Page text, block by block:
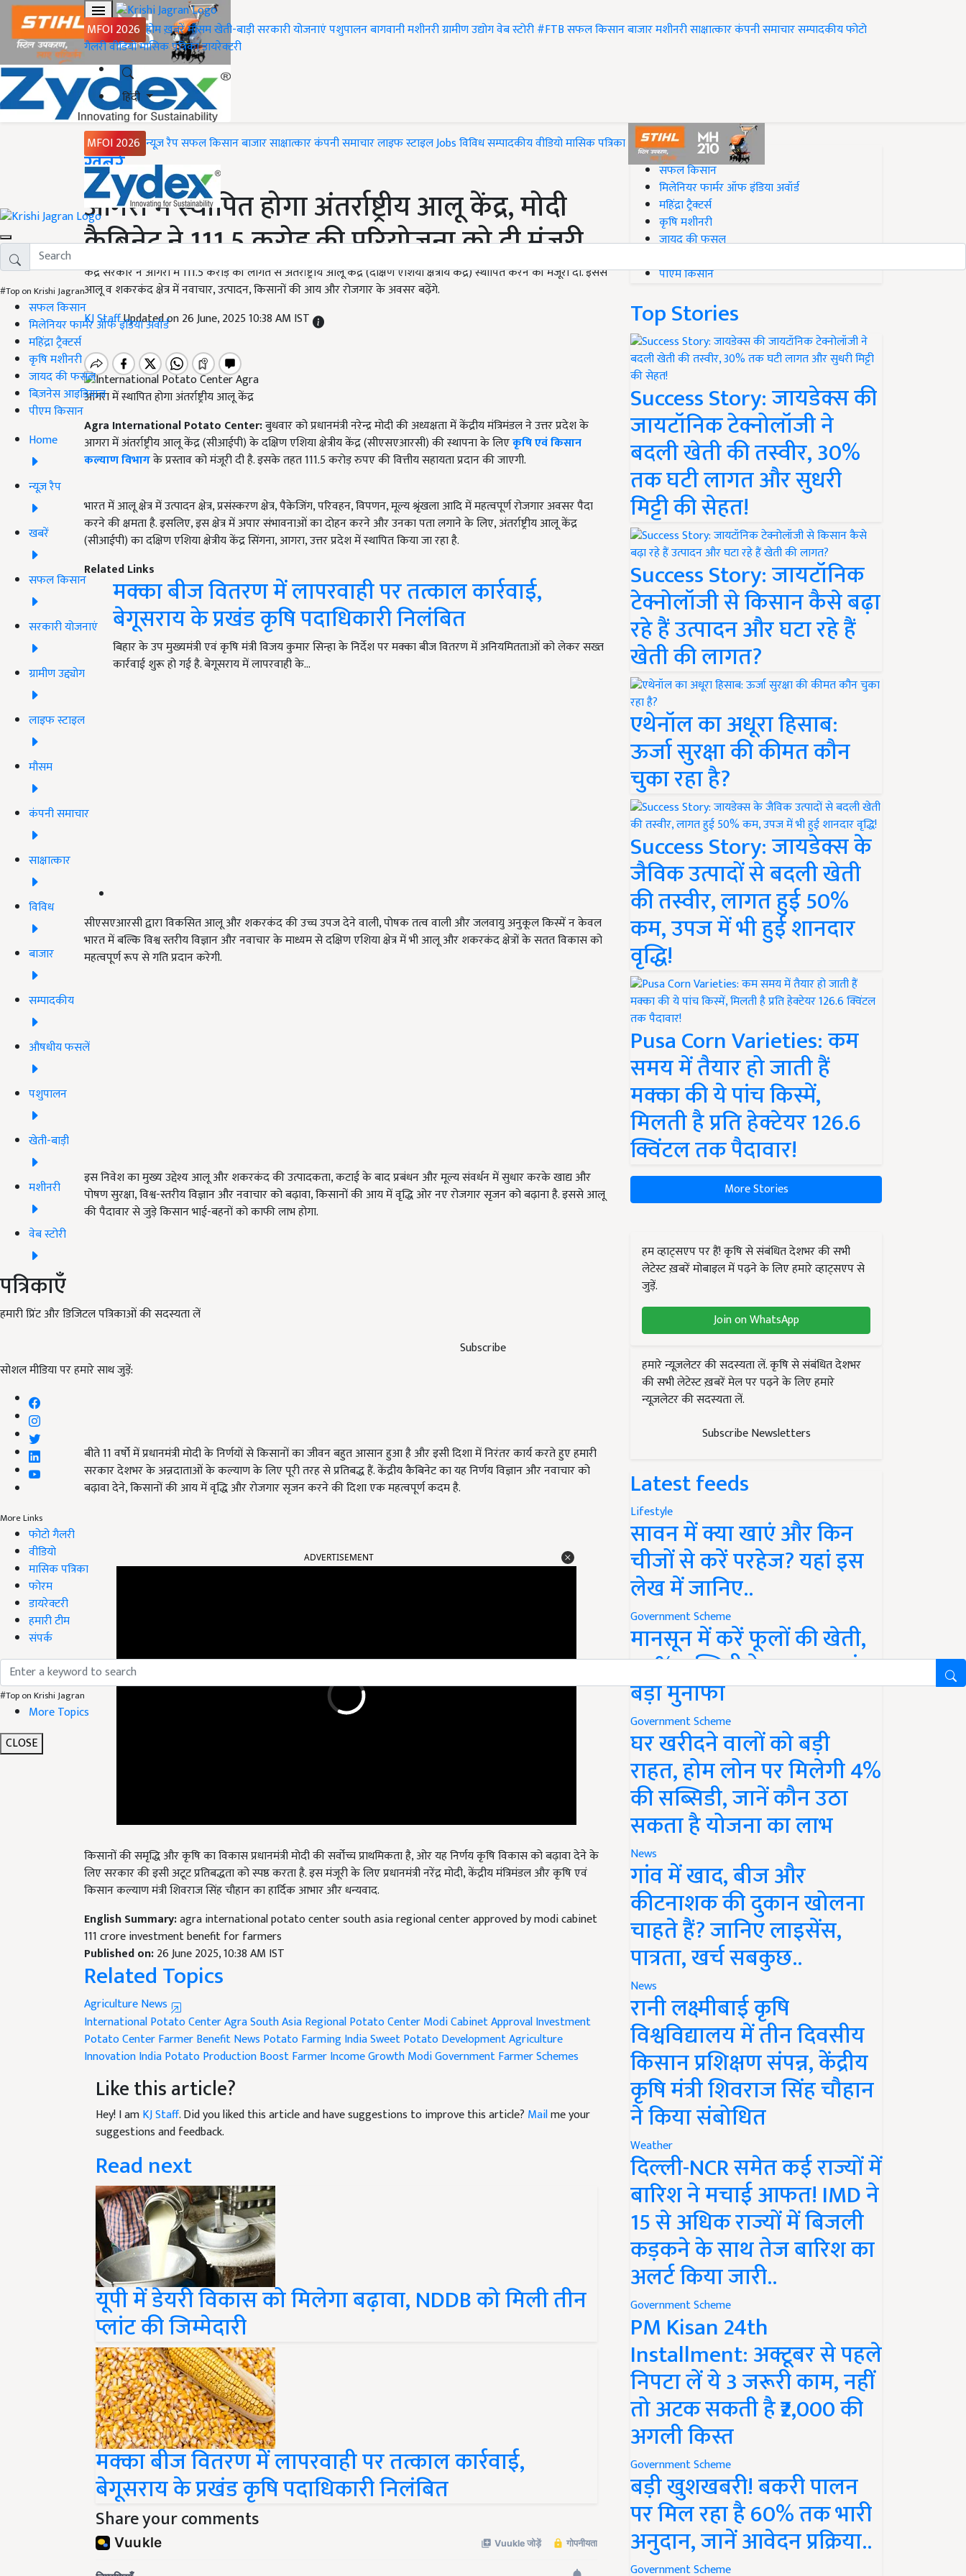
MFOI 2026 होमख़बरेंमौसमखेती-बाड़ीसरकारी योजनाएंपशुपालनबागवानीमशीनरीग्रामीण उद्योगवेब स्टोरी#FTBसफल किसानबाजारमशीनरीसाक्षात्कारकंपनी समाचारसम्पादकीयफोटो
गैलरीवीडियोमासिक पत्रिकाडायरेक्टरी
हिंदी
MFOI 2026 न्यूज़ रैपसफल किसानबाजारसाक्षात्कारकंपनी समाचारलाइफ स्टाइलJobsविविधसम्पादकीयवीडियोमासिक पत्रिका
#Top on Krishi Jagran
सफल किसान
मिलेनियर फार्मर ऑफ इंडिया अवॉर्ड
महिंद्रा ट्रैक्टर्स
कृषि मशीनरी
जायद की फसल
बिज़नेस आइडियाज
पीएम किसान
Home
न्यूज़ रैप
खबरें
सफल किसान
सरकारी योजनाएं
ग्रामीण उद्द्योग
लाइफ स्टाइल
मौसम
कंपनी समाचार
साक्षात्कार
विविध
बाजार
सम्पादकीय
औषधीय फसलें
पशुपालन
खेती-बाड़ी
मशीनरी
वेब स्टोरी
पत्रिकाएँ
हमारी प्रिंट और डिजिटल पत्रिकाओं की सदस्यता लें
Subscribe
सोशल मीडिया पर हमारे साथ जुड़ें:
More Links
फोटो गैलरी
वीडियो
मासिक पत्रिका
फोरम
डायरेक्टरी
हमारी टीम
संपर्क
#Top on Krishi Jagran
More Topics
CLOSE
Home
ख़बरें
आगरा में स्थापित होगा अंतर्राष्ट्रीय आलू केंद्र, मोदी
कैबिनेट ने 111.5 करोड़ की परियोजना को दी मंजूरी
केंद्र सरकार ने आगरा में 111.5 करोड़ की लागत से अंतर्राष्ट्रीय आलू केंद्र (दक्षिण एशिया क्षेत्रीय केंद्र) स्थापित करने की मंजूरी दी. इससे
आलू व शकरकंद क्षेत्र में नवाचार, उत्पादन, किसानों की आय और रोजगार के अवसर बढ़ेंगे.
KJ StaffUpdated on 26 June, 2025 10:38 AM IST
आगरा में स्थापित होगा अंतर्राष्ट्रीय आलू केंद्र
Agra International Potato Center:बुधवार को प्रधानमंत्री नरेन्द्र मोदी की अध्यक्षता में केंद्रीय मंत्रिमंडल ने उत्तर प्रदेश के
आगरा में अंतर्राष्ट्रीय आलू केंद्र (सीआईपी) के दक्षिण एशिया क्षेत्रीय केंद्र (सीएसएआरसी) की स्थापना के लिएकृषि एवं किसान
कल्याण विभागके प्रस्ताव को मंजूरी दी है. इसके तहत 111.5 करोड़ रुपए की वित्तीय सहायता प्रदान की जाएगी.
भारत में आलू क्षेत्र में उत्पादन क्षेत्र, प्रसंस्करण क्षेत्र, पैकेजिंग, परिवहन, विपणन, मूल्य श्रृंखला आदि में महत्वपूर्ण रोजगार अवसर पैदा
करने की क्षमता है. इसलिए, इस क्षेत्र में अपार संभावनाओं का दोहन करने और उनका पता लगाने के लिए, अंतर्राष्ट्रीय आलू केंद्र
(सीआईपी) का दक्षिण एशिया क्षेत्रीय केंद्र सिंगना, आगरा, उत्तर प्रदेश में स्थापित किया जा रहा है.
Related Links
मक्का बीज वितरण में लापरवाही पर तत्काल कार्रवाई,
बेगूसराय के प्रखंड कृषि पदाधिकारी निलंबित
बिहार के उप मुख्यमंत्री एवं कृषि मंत्री विजय कुमार सिन्हा के निर्देश पर मक्का बीज वितरण में अनियमितताओं को लेकर सख्त
कार्रवाई शुरू हो गई है. बेगूसराय में लापरवाही के…
सीएसएआरसी द्वारा विकसित आलू और शकरकंद की उच्च उपज देने वाली, पोषक तत्व वाली और जलवायु अनुकूल किस्में न केवल
भारत में बल्कि विश्व स्तरीय विज्ञान और नवाचार के माध्यम से दक्षिण एशिया क्षेत्र में भी आलू और शकरकंद क्षेत्रों के सतत विकास को
महत्वपूर्ण रूप से गति प्रदान करेगी.
इस निवेश का मुख्य उद्देश्य आलू और शकरकंद की उत्पादकता, कटाई के बाद प्रबंधन और मूल्य संवर्धन में सुधार करके खाद्य और
पोषण सुरक्षा, विश्व-स्तरीय विज्ञान और नवाचार को बढ़ावा, किसानों की आय में वृद्धि ओर नए रोजगार सृजन को बढ़ाना है. इससे आलू
की पैदावार से जुड़े किसान भाई-बहनों को काफी लाभ होगा.
बीते 11 वर्षो में प्रधानमंत्री मोदी के निर्णयों से किसानों का जीवन बहुत आसान हुआ है और इसी दिशा में निरंतर कार्य करते हुए हमारी
सरकार देशभर के अन्नदाताओं के कल्याण के लिए पूरी तरह से प्रतिबद्ध हैं. केंद्रीय कैबिनेट का यह निर्णय विज्ञान और नवाचार को
बढ़ावा देने, किसानों की आय में वृद्धि और रोजगार सृजन करने की दिशा एक महत्वपूर्ण कदम है.
लिए सरकार की इसी अटूट प्रतिबद्धता को स्पष्ठ करता है. इस मंजूरी के लिए प्रधानमंत्री नरेंद्र मोदी, केंद्रीय मंत्रिमंडल और कृषि एवं
किसान कल्याण मंत्री शिवराज सिंह चौहान का हार्दिक आभार और धन्यवाद.
111 crore investment benefit for farmers
Published on:26 June 2025, 10:38 AM IST
Related Topics
Agriculture News
International Potato Center Agra
Potato CenterFarmer Benefit NewsPotato Farming IndiaSweet Potato DevelopmentAgriculture
Innovation IndiaPotato Production BoostFarmer Income GrowthModi Government Farmer Schemes
Like this article?
Hey! I amKJ Staff. Did you liked this article and have suggestions to improve this article?
suggestions and feedback.
Read next
यूपी में डेयरी विकास को मिलेगा बढ़ावा, NDDB को मिली तीन
प्लांट की जिम्मेदारी
मक्का बीज वितरण में लापरवाही पर तत्काल कार्रवाई,
बेगूसराय के प्रखंड कृषि पदाधिकारी निलंबित
Share your comments
#Top on Krishi Jagran
सफल किसान
मिलेनियर फार्मर ऑफ इंडिया अवॉर्ड
महिंद्रा ट्रैक्टर्स
कृषि मशीनरी
जायद की फसल
पीएम किसान
Top Stories
Success Story: जायडेक्स की
जायटॉनिक टेक्नोलॉजी ने
बदली खेती की तस्वीर, 30%
तक घटी लागत और सुधरी
मिट्टी की सेहत!
Success Story: जायटॉनिक
टेक्नोलॉजी से किसान कैसे बढ़ा
रहे हैं उत्पादन और घटा रहे हैं
खेती की लागत?
एथेनॉल का अधूरा हिसाब:
ऊर्जा सुरक्षा की कीमत कौन
चुका रहा है?
Success Story: जायडेक्स के
जैविक उत्पादों से बदली खेती
की तस्वीर, लागत हुई 50%
कम, उपज में भी हुई शानदार
वृद्धि!
Pusa Corn Varieties: कम
समय में तैयार हो जाती हैं
मक्का की ये पांच किस्में,
मिलती है प्रति हेक्टेयर 126.6
क्विंटल तक पैदावार!
More Stories
हम व्हाट्सएप पर हैं! कृषि से संबंधित देशभर की सभी
लेटेस्ट ख़बरें मोबाइल में पढ़ने के लिए हमारे व्हाट्सएप से
जुड़ें.
Join on WhatsApp
हमारे न्यूज़लेटर की सदस्यता लें. कृषि से संबंधित देशभर
की सभी लेटेस्ट ख़बरें मेल पर पढ़ने के लिए हमारे
न्यूज़लेटर की सदस्यता लें.
Subscribe Newsletters
Latest feeds
Lifestyle
सावन में क्या खाएं और किन
चीजों से करें परहेज? यहां इस
लेख में जानिए..
Government Scheme
मानसून में करें फूलों की खेती,
50% सब्सिडी के साथ कमाएं
बड़ा मुनाफा
Government Scheme
घर खरीदने वालों को बड़ी
राहत, होम लोन पर मिलेगी 4%
की सब्सिडी, जानें कौन उठा
सकता है योजना का लाभ
News
गांव में खाद, बीज और
कीटनाशक की दुकान खोलना
चाहते हैं? जानिए लाइसेंस,
पात्रता, खर्च सबकुछ..
News
रानी लक्ष्मीबाई कृषि
विश्वविद्यालय में तीन दिवसीय
किसान प्रशिक्षण संपन्न, केंद्रीय
कृषि मंत्री शिवराज सिंह चौहान
ने किया संबोधित
Weather
दिल्ली-NCR समेत कई राज्यों में
बारिश ने मचाई आफत! IMD ने
15 से अधिक राज्यों में बिजली
कड़कने के साथ तेज बारिश का
अलर्ट किया जारी..
Government Scheme
PM Kisan 24th
Installment: अक्टूबर से पहले
निपटा लें ये 3 जरूरी काम, नहीं
तो अटक सकती है ₹2,000 की
अगली किस्त
Government Scheme
बड़ी खुशखबरी! बकरी पालन
पर मिल रहा है 60% तक भारी
अनुदान, जानें आवेदन प्रक्रिया..
Government Scheme